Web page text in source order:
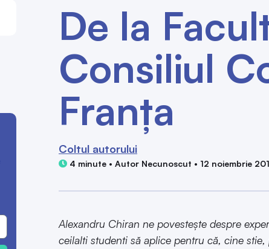
De la
Consiliul
Franța
Coltul autorului
4 minute • Autor Necunoscut • 12 noiembrie
Alexandru Chiran ne povestește despre
ceilalti studenti să aplice pentru că, cine